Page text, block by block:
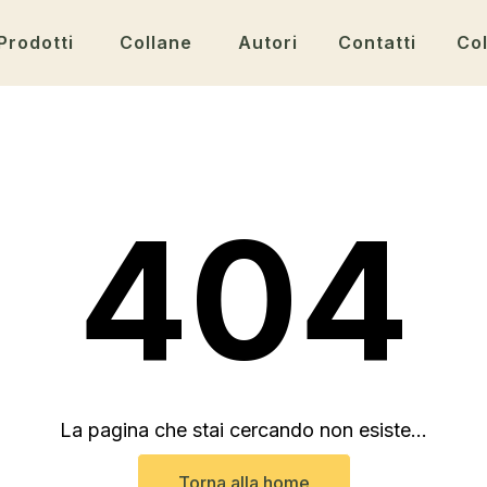
Collane Autori Contatti
404
La pagina che stai cercando non esiste...
Torna alla home